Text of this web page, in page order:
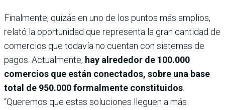
Finalmente, quizás en uno de los puntos más amplios,
relató la oportunidad que representa la gran cantidad de
comercios que todavía no cuentan con sistemas de
pagos. Actualmente, hay alrededor de 100.000
comercios que están conectados, sobre una base
total de 950.000 formalmente constituidos.
“Queremos que estas soluciones lleguen a más